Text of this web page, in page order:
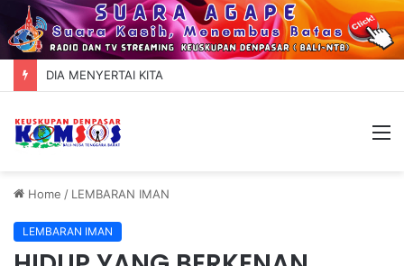
DIA MENYERTAI KITA
Home / LEMBARAN IMAN
LEMBARAN IMAN